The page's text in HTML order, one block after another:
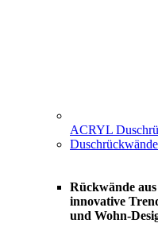
ACRYL
Duschrückwände
Rückwände
innovative
und Wohn-